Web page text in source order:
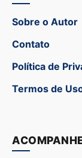
Sobre o Autor
Contato
Política de
Termos de